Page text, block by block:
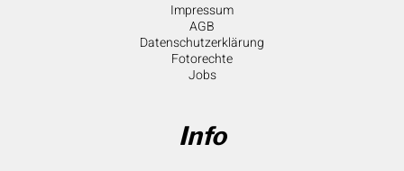
Impressum
AGB
Datenschutzerklärung
Fotorechte
Jobs
Info